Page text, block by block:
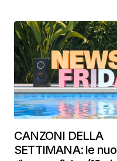
CANZONI DELLA
SETTIMANA: le